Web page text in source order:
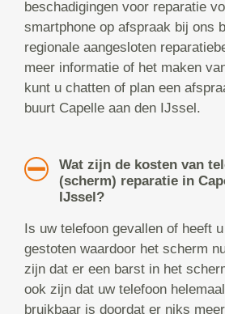
beschadigingen voor reparatie
smartphone op afspraak bij ons
regionale aangesloten
meer informatie of het maken
kunt u chatten of plan een
buurt Capelle aan den IJssel.
Wat zijn de kosten van
(scherm) reparatie in
IJssel?
Is uw telefoon gevallen of heeft
gestoten waardoor het scherm
zijn dat er een barst in het
ook zijn dat uw telefoon
bruikbaar is doordat er niks